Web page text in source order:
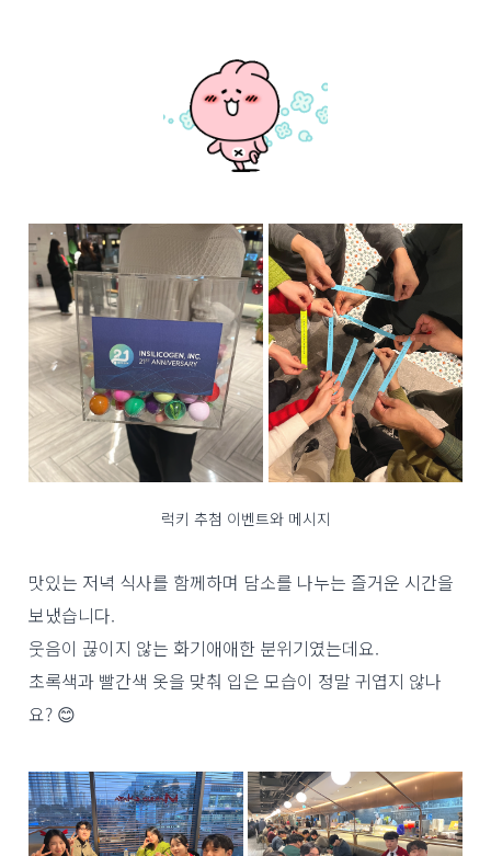
럭키 추첨 이벤트와 메시지
맛있는 저녁 식사를 함께하며 담소를 나누는 즐거운 시간을
보냈습니다.
웃음이 끊이지 않는 화기애애한 분위기였는데요.
초록색과 빨간색 옷을 맞춰 입은 모습이 정말 귀엽지 않나
요? 😊